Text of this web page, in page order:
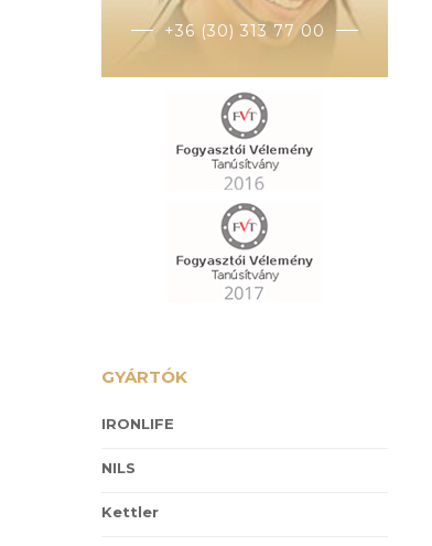
+36 (30) 313 77 00
GYÁRTÓK
IRONLIFE
NILS
Kettler